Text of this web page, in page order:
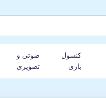
کنسول
بازی
صوتی و
تصویری